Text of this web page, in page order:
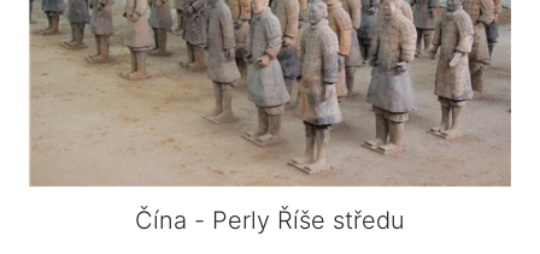
Čína - Perly Říše středu